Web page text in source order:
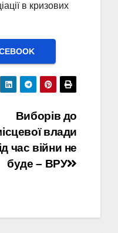
в кризових
Виборів до
влади
час війни не
буде – ВРУ